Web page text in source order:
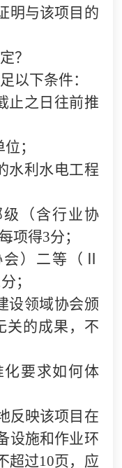
明与该项目的
？
以下条件：
止之日往前推
；
水利水电工程
（含行业协
项得3分；
）二等（Ⅱ
；
设领域协会颁
关的成果，不
要求如何体
反映该项目在
设施和作业环
超过10页，应